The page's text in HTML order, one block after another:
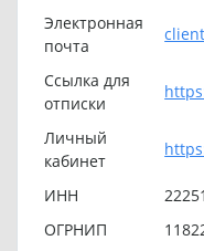
Электронная
почта
Ссылка для
отписки
Личный
кабинет
ИНН
ОГРНИП